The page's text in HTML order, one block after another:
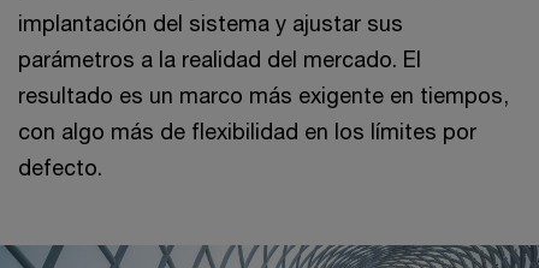
implantación del sistema y ajustar sus
parámetros a la realidad del mercado. El
resultado es un marco más exigente en tiempos,
con algo más de flexibilidad en los límites por
defecto.